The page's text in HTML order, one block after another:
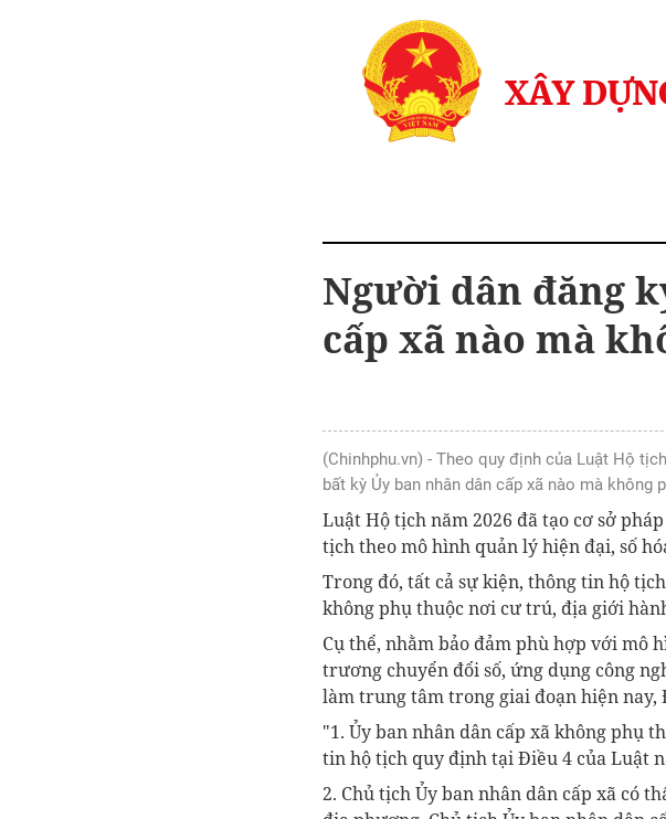
XÂY
Người dân đăng
cấp xã nào mà
(Chinhphu.vn) - Theo quy định của Luật Hộ
bất kỳ Ủy ban nhân dân cấp xã nào mà
Luật Hộ tịch năm 2026 đã tạo cơ sở
tịch theo mô hình quản lý hiện đại, số
Trong đó, tất cả sự kiện, thông tin hộ
không phụ thuộc nơi cư trú, địa giới
Cụ thể, nhằm bảo đảm phù hợp với mô
trương chuyển đổi số, ứng dụng công
làm trung tâm trong giai đoạn hiện
"1. Ủy ban nhân dân cấp xã không phụ
tin hộ tịch quy định tại Điều 4 của Luật
2. Chủ tịch Ủy ban nhân dân cấp xã có